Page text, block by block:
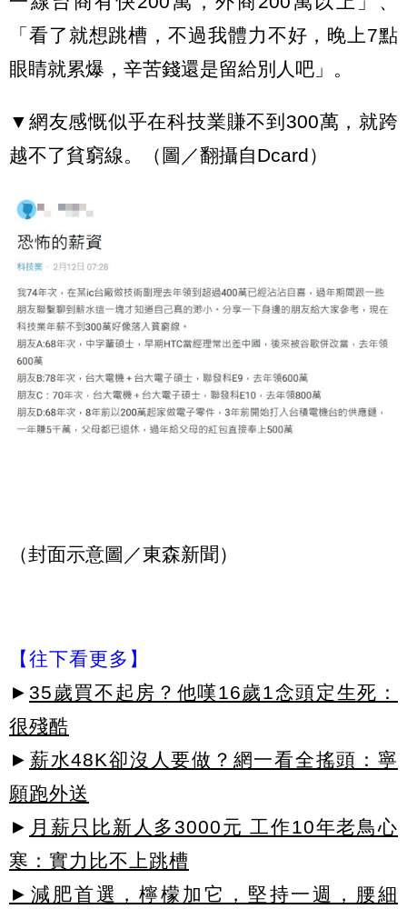
「看了就想跳槽，不過我體力不好，晚上7點
眼睛就累爆，辛苦錢還是留給別人吧」。
▼網友感慨似乎在科技業賺不到300萬，就跨
越不了貧窮線。（圖／翻攝自Dcard）
（封面示意圖／東森新聞）
【往下看更多】
► 35歲買不起房？他嘆16歲1念頭定生死：
很殘酷
► 薪水48K卻沒人要做？網一看全搖頭：寧
願跑外送
► 月薪只比新人多3000元 工作10年老鳥心
寒：實力比不上跳槽
►減肥首選，檸檬加它，堅持一週，腰細